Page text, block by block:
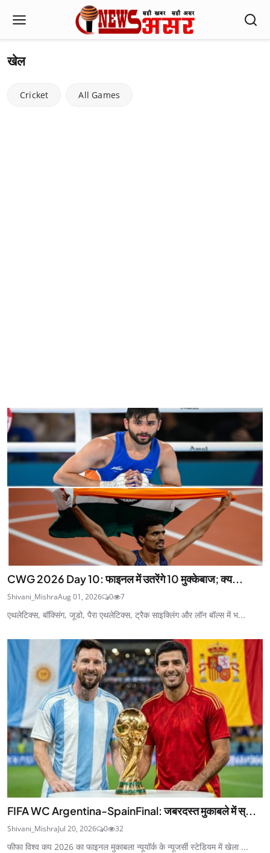
खेल
Cricket All Games
CWG 2026 Day 10: फाइनल में उतरेंगे 10 मुक्केबाज; क्य...
Shivani_MishraAug 01, 2026 0 7
एथलेटिक्स, बॉक्सिंग, जूडो, पैरा एथलेटिक्स, ट्रैक साइक्लिंग और लॉन बॉल्स में भ...
FIFA WC Argentina-SpainFinal: जबरदस्त मुकाबले में स्...
Shivani_MishraJul 20, 2026 0 32
फीफा विश्व कप 2026 का फाइनल मुकाबला न्यूयॉर्क के न्यूजर्सी स्टेडियम में खेला ...